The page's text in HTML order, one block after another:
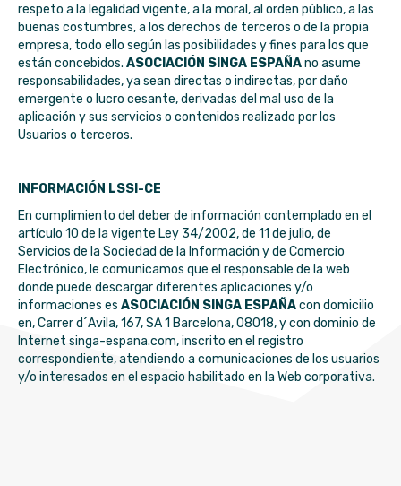
respeto a la legalidad vigente, a la moral, al orden público, a las
buenas costumbres, a los derechos de terceros o de la propia
empresa, todo ello según las posibilidades y fines para los que
están concebidos. ASOCIACIÓN SINGA ESPAÑAno asume
responsabilidades, ya sean directas o indirectas, por daño
emergente o lucro cesante, derivadas del mal uso de la
aplicación y sus servicios o contenidos realizado por los
Usuarios o terceros.
INFORMACIÓN LSSI-CE
En cumplimiento del deber de información contemplado en el
artículo 10 de la vigente Ley 34/2002, de 11 de julio, de
Servicios de la Sociedad de la Información y de Comercio
Electrónico, le comunicamos que el responsable de la web
donde puede descargar diferentes aplicaciones y/o
informaciones es ASOCIACIÓN SINGA ESPAÑAcon domicilio
en,Carrer d´Avila, 167, SA 1 Barcelona, 08018, y con dominio de
Internet singa-espana.com, inscrito en el registro
correspondiente, atendiendo a comunicaciones de los usuarios
y/o interesados en el espacio habilitado en la Web corporativa.